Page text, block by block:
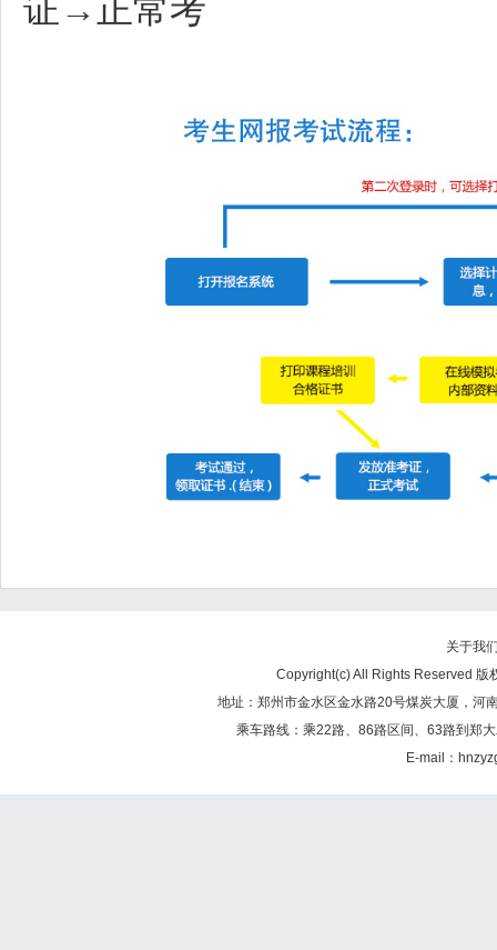
证→正常考
关于我
Copyright(c) All Rights Reserved 版
地址：郑州市金水区金水路20号煤炭大厦，河
乘车路线：乘22路、86路区间、63路到郑
E-mail：